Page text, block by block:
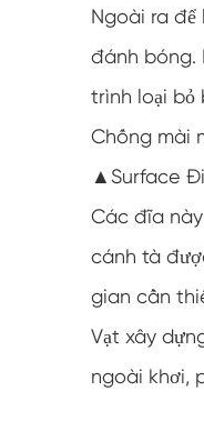
Ngoài ra
đánh bóng.
trình loại bỏ
Chống mài
▲Surface
Các đĩa
cánh tà
gian cần
Vạt xây
ngoài khơi,